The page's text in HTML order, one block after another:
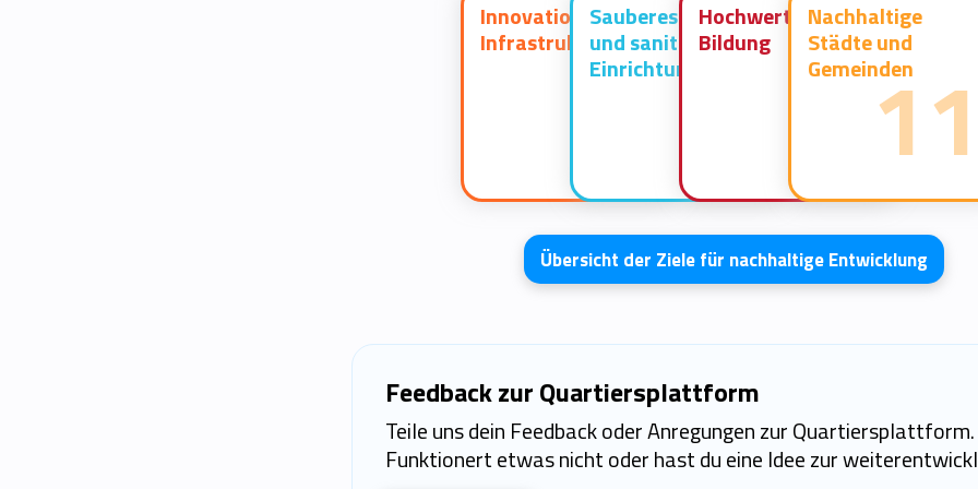
9
Innovation und
Infrastruktur
Sauberes Wasser
und sanitäre
Einrichtungen 4
Hochwertige
Bildung
11
Nachhaltige
Städte und
Gemeinden
Übersicht der Ziele für nachhaltige Entwicklung
Feedback zur Quartiersplattform
Teile uns dein Feedback oder Anregungen zur Quartiersplattform.
Funktionert etwas nicht oder hast du eine Idee zur